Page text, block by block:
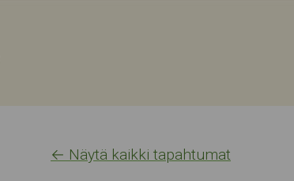
← Näytä kaikki tapahtumat